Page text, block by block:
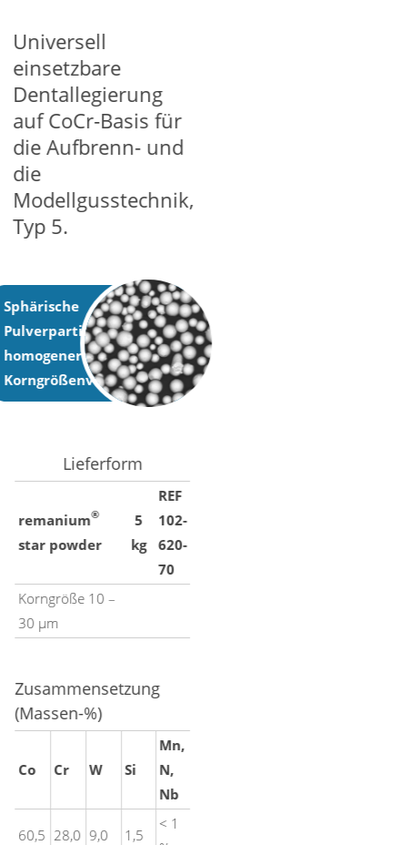
Universell
einsetzbare
Dentallegierung
auf CoCr-Basis für
die Aufbrenn- und
die
Modellgusstechnik,
Typ 5.
Sphärische
Pulverpartikel mit
homogener
Korngrößenverteilung
Lieferform
remanium
star powder
kg
REF
102-
620-
70
Korngröße 10 –
30 μm
Zusammensetzung
(Massen-%)
Co Cr W
Mn,
N,
Nb
60,5 28,0 9,0 1,5
< 1